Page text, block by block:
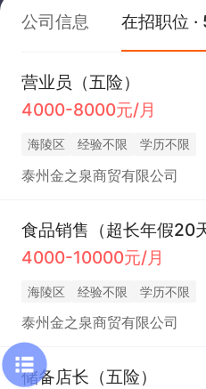
公司信息 在招职位 ·
营业员（五险）
4000-8000元/月
海陵区 经验不限 学历不限
泰州金之泉商贸有限公司
食品销售（超长年假20
4000-10000元/月
海陵区 经验不限 学历不限
泰州金之泉商贸有限公司
储备店长（五险）